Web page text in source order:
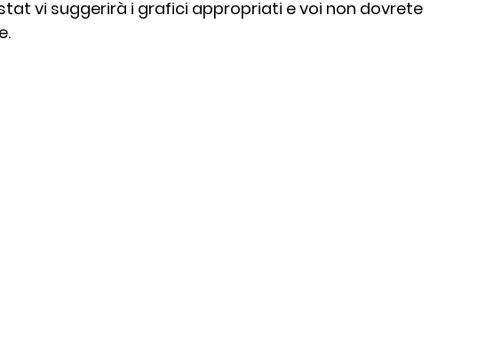
vi suggerirà i grafici appropriati e voi non dovrete